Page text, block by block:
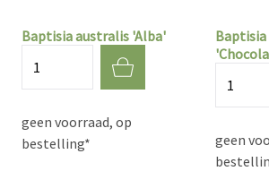
Baptisia australis 'Alba'
geen voorraad, op
bestelling*
geen